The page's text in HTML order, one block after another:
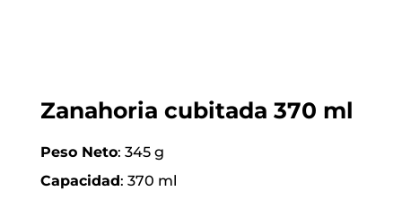
Zanahoria cubitada 370 ml
Peso Neto: 345 g
Capacidad: 370 ml